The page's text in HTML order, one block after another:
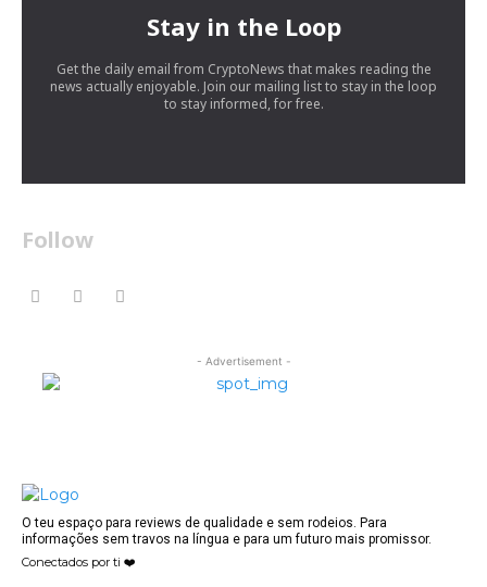
Stay in the Loop
Get the daily email from CryptoNews that makes reading the
news actually enjoyable. Join our mailing list to stay in the loop
to stay informed, for free.
Follow
- Advertisement -
O teu espaço para reviews de qualidade e sem rodeios. Para
informações sem travos na língua e para um futuro mais promissor.
Conectados por ti ❤️